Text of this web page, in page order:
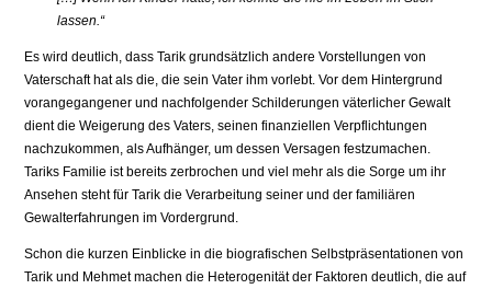
lassen.“
Es wird deutlich, dass Tarik grundsätzlich andere Vorstellungen von
Vaterschaft hat als die, die sein Vater ihm vorlebt. Vor dem Hintergrund
vorangegangener und nachfolgender Schilderungen väterlicher Gewalt
dient die Weigerung des Vaters, seinen finanziellen Verpflichtungen
nachzukommen, als Aufhänger, um dessen Versagen festzumachen.
Tariks Familie ist bereits zerbrochen und viel mehr als die Sorge um ihr
Ansehen steht für Tarik die Verarbeitung seiner und der familiären
Gewalterfahrungen im Vordergrund.
Schon die kurzen Einblicke in die biografischen Selbstpräsentationen von
Tarik und Mehmet machen die Heterogenität der Faktoren deutlich, die auf